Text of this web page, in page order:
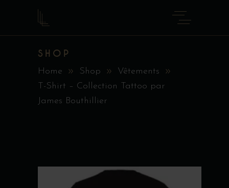
SHOP
Home Shop
Vêtements
T-Shirt – Collection Tattoo par
James Bouthillier